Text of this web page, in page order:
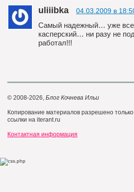
uliiibka 04.03.2009 в
Самый надежный… уже все
касперский… ни разу не
работал!!!
© 2008-2026, Блог Кочнева Ильи
Копирование материалов разрешено
ссылки на iterant.ru
Контактная информация